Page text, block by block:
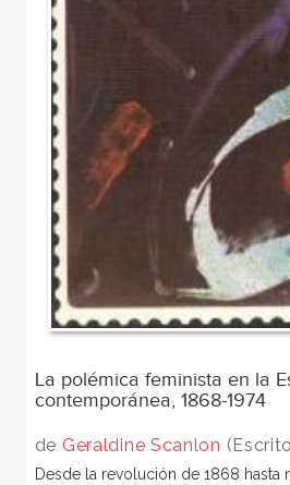
La polémica feminista en la
contemporánea, 1868-1974
de Geraldine Scanlon
Desde la revolución de 1868 hasta